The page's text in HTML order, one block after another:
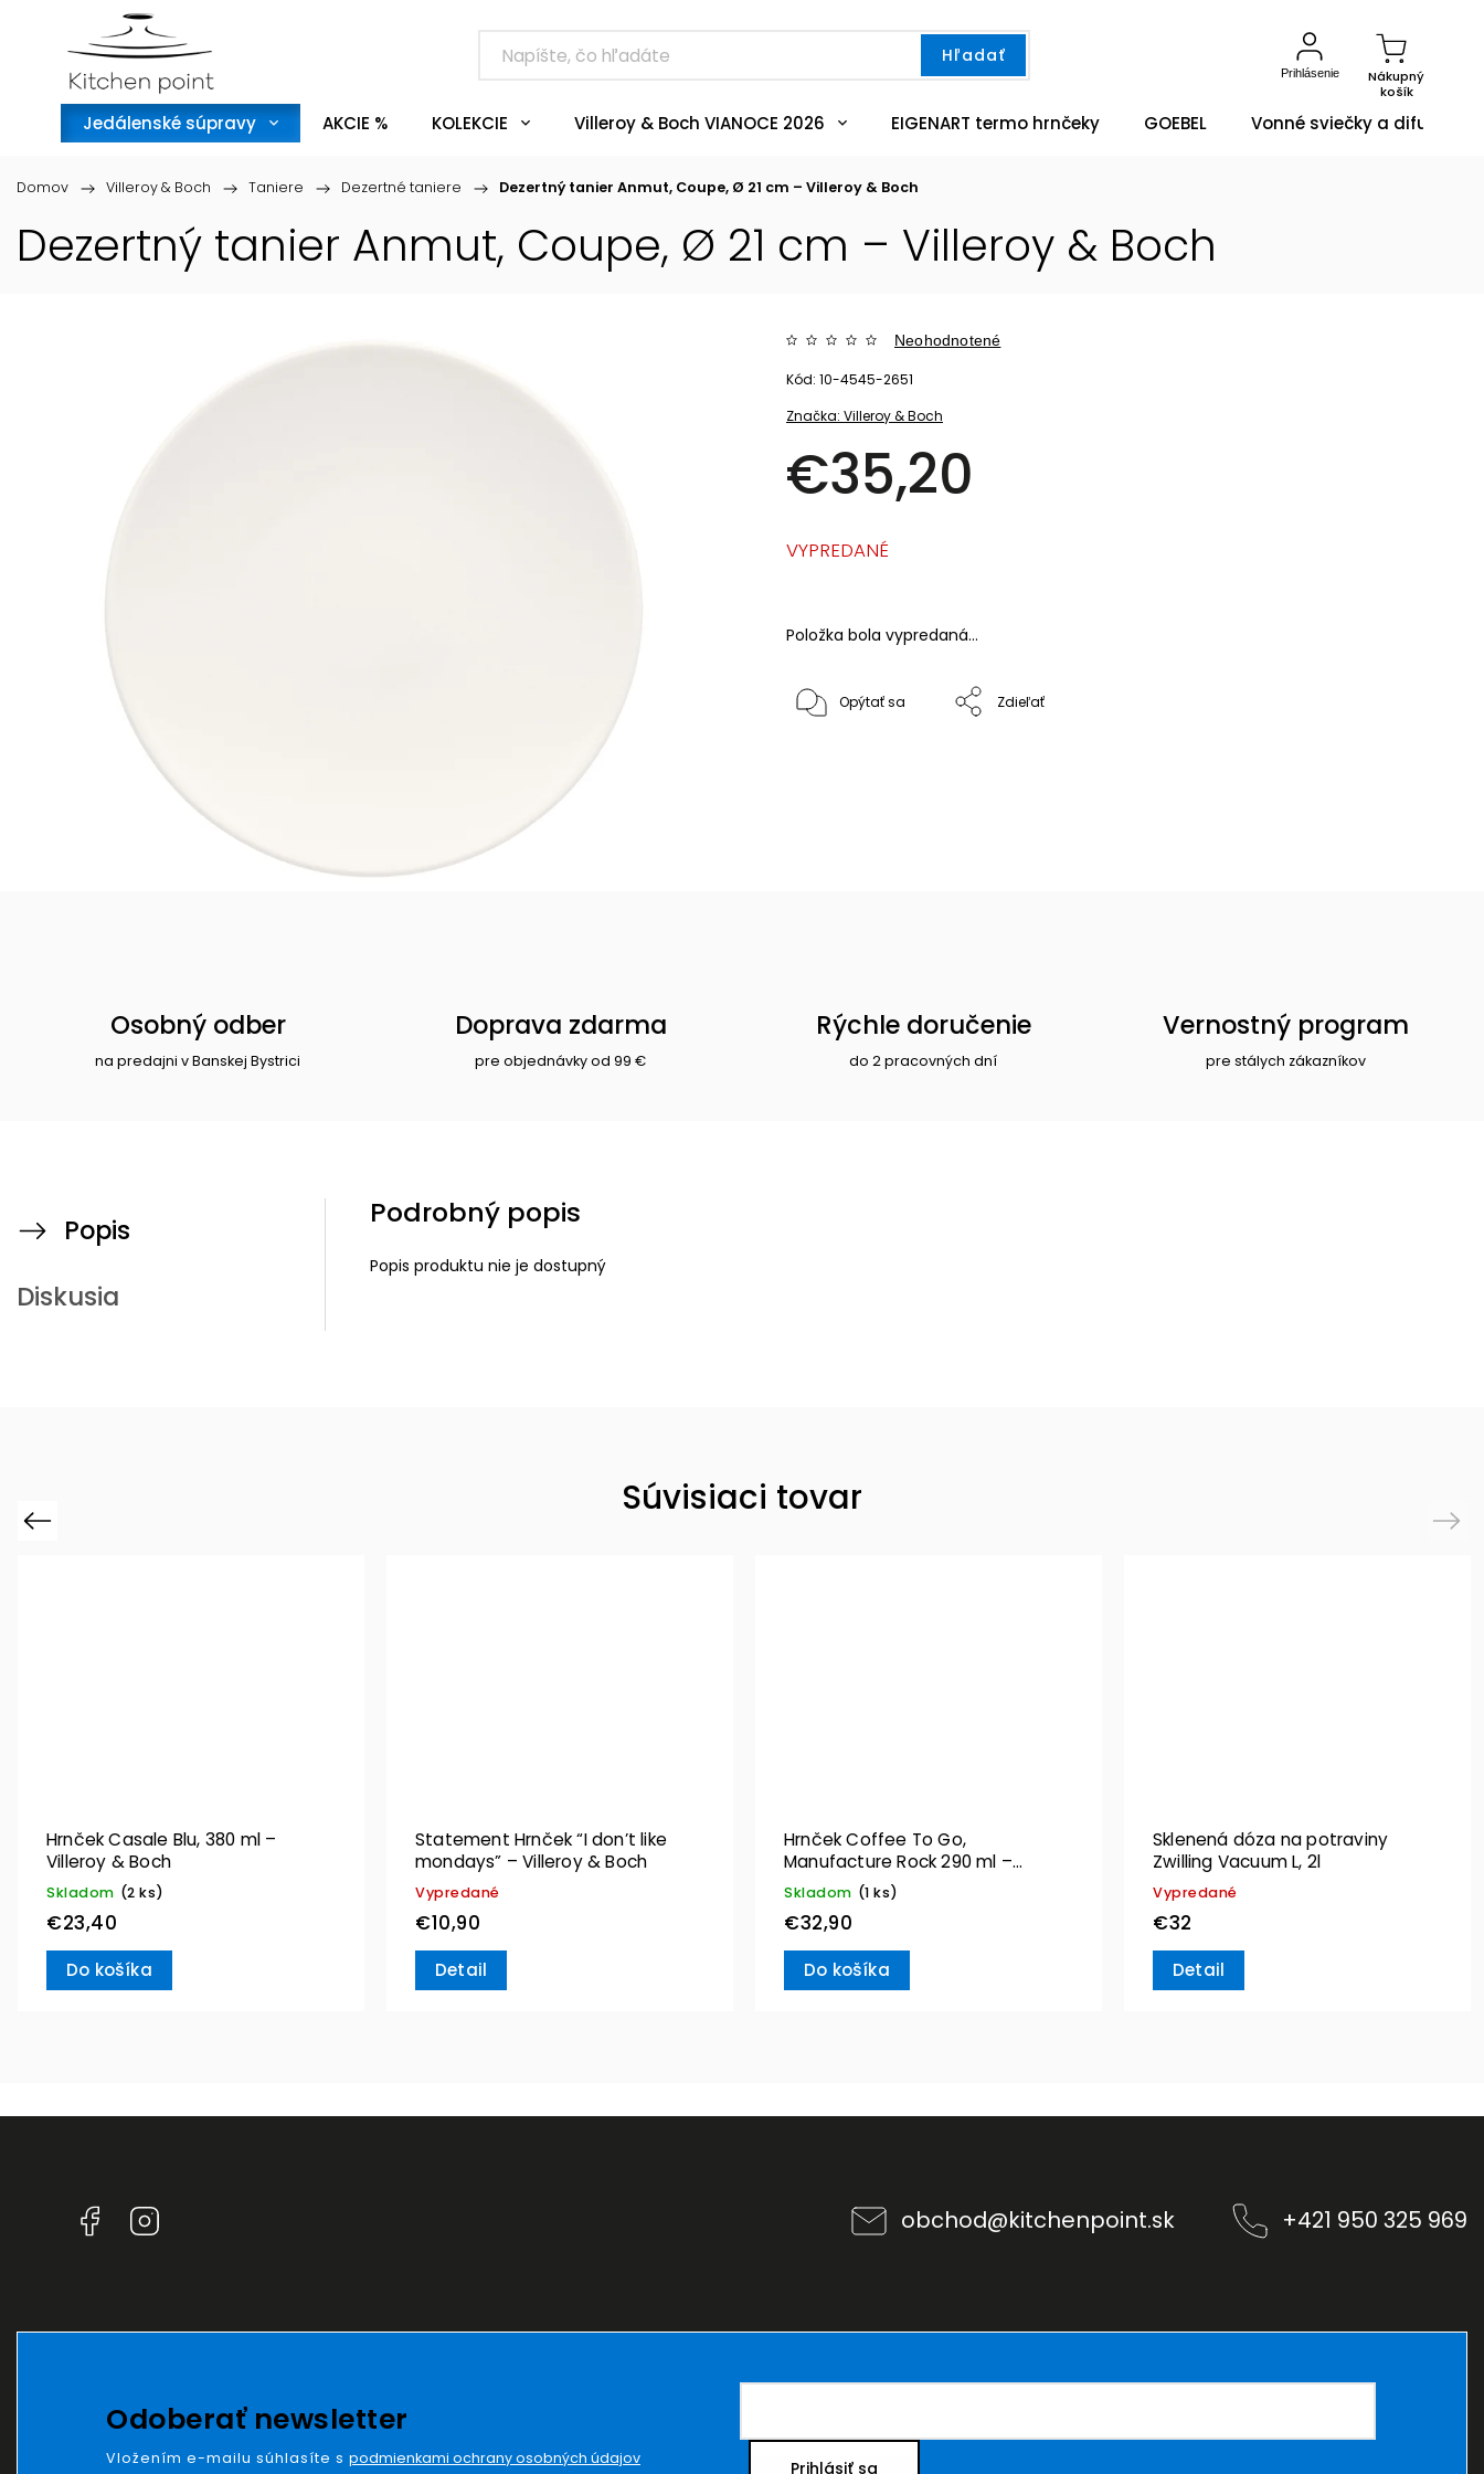
Hľadať
Nákupný
košík
Prihlásenie
Jedálenské súpravy AKCIE % KOLEKCIE Villeroy & Boch VIANOCE 2026 EIGENART termo hrnčeky GOEBEL Vonné sviečky a difuzéry
Domov / Villeroy & Boch / Taniere / Dezertné taniere / Dezertný tanier Anmut, Coupe, Ø 21 cm – Villeroy & Boch
Dezertný tanier Anmut, Coupe, Ø 21 cm – Villeroy & Boch
Značka:Villeroy & Boch
Neohodnotené
€35,20
Kód: 10-4545-2651
Položka bola vypredaná…
VYPREDANÉ
Opýtať sa Zdieľať
Osobný odber
na predajni v Banskej Bystrici
Doprava zdarma
pre objednávky od 99 €
Rýchle doručenie
do 2 pracovných dní
Vernostný program
pre stálych zákazníkov
Popis
Diskusia
Podrobný popis
Popis produktu nie je dostupný
Súvisiaci tovar
Previous
Hrnček Casale Blu, 380 ml –
Villeroy & Boch
Skladom (2 ks)
€23,40
Do košíka
Statement Hrnček “I don’t like
mondays” – Villeroy & Boch
Vypredané
€10,90
Detail
Hrnček Coffee To Go,
Manufacture Rock 290 ml –
Villeroy & Boch
Skladom (1 ks)
€32,90
Do košíka
Sklenená dóza na potraviny
Zwilling Vacuum L, 2l
Vypredané
€32
Detail
Next
Facebook obchod@kitchenpoint.sk +421 950 325 969
Odoberať newsletter
Vložením e-mailu súhlasíte s podmienkami ochrany osobných údajov Prihlásiť sa